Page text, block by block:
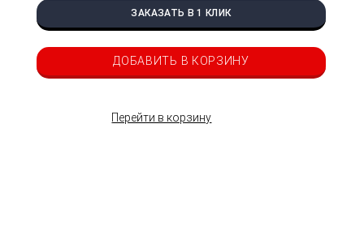
ЗАКАЗАТЬ В 1 КЛИК
ДОБАВИТЬ В КОРЗИНУ
Перейти в корзину